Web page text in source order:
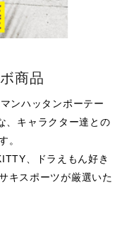
商品
ンハッタンポーテー
、キャラクター達との
。
、ドラえもん好き
キスポーツが厳選いた